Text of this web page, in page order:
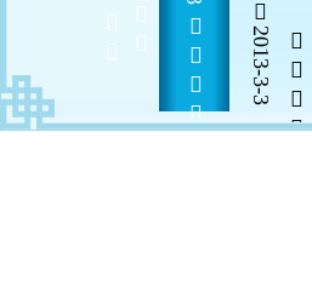
2013-3-3